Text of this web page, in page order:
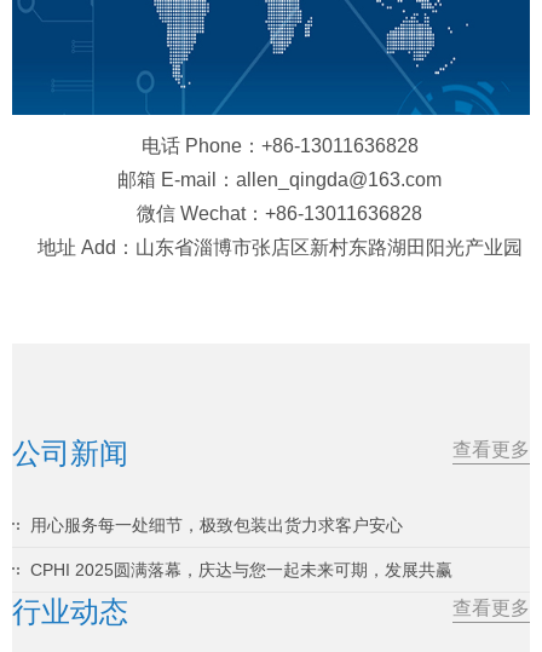
电话 Phone：+86-13011636828
邮箱 E-mail：allen_qingda@163.com
微信 Wechat：+86-13011636828
地址 Add：山东省淄博市张店区新村东路湖田阳光产业园
公司新闻 查看更多
用心服务每一处细节，极致包装出货力求客户安心
CPHI 2025圆满落幕，庆达与您一起未来可期，发展共赢
行业动态 查看更多